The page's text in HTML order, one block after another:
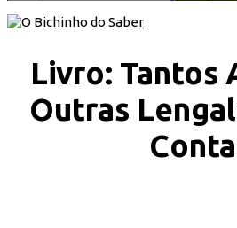
por:
Livro: Tantos
Outras